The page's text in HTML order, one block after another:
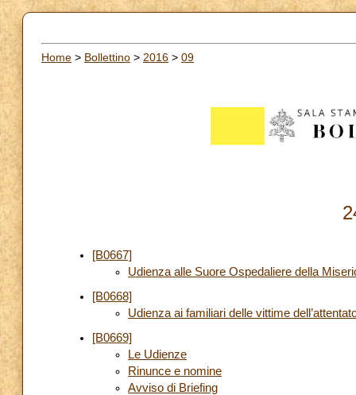
Home > Bollettino > 2016 > 09
[B0667]
Udienza alle Suore Ospedaliere della
[B0668]
Udienza ai familiari delle vittime
[B0669]
Le Udienze
Rinunce e nomine
Avviso di Briefing